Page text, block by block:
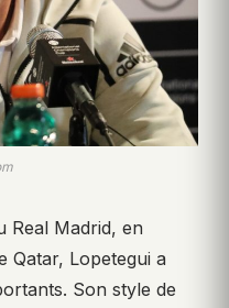
Real Madrid, en
Qatar, Lopetegui a
Son style de